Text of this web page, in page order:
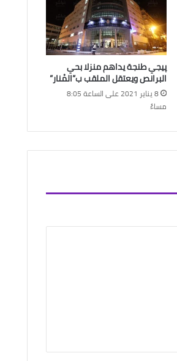
پيجي طنجة يداهم منزلا بحي
البرانص ويعتقل الملقب ب”المْنار”
8 يناير 2021 على الساعة 8:05
مساءً